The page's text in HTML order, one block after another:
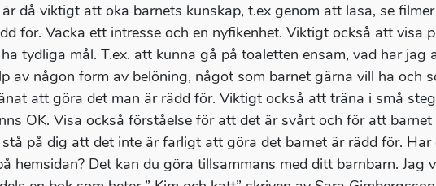
då viktigt att öka barnets kunskap, t.ex genom att läsa, se
för. Väcka ett intresse och en nyfikenhet. Viktigt också att visa
tydliga mål. T.ex. att kunna gå på toaletten ensam, vad har jag
av någon form av belöning, något som barnet gärna vill ha och
att göra det man är rädd för. Viktigt också att träna i små
OK. Visa också förståelse för att det är svårt och för att
stå på dig att det inte är farligt att göra det barnet är rädd för. Har
hemsidan? Det kan du göra tillsammans med ditt barnbarn. Jag